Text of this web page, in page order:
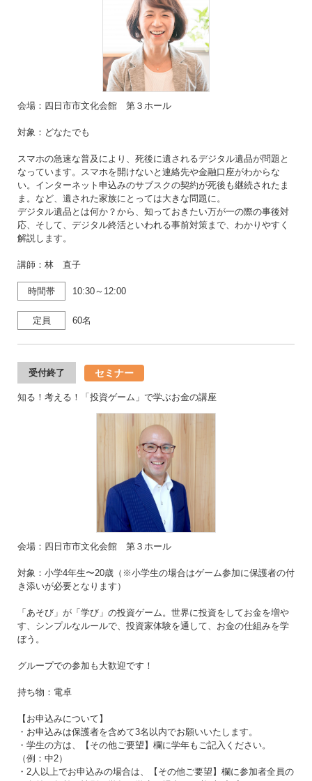
会場：四日市市文化会館 第３ホール
対象：どなたでも
スマホの急速な普及により、死後に遺されるデジタル遺品が問題と
なっています。スマホを開けないと連絡先や金融口座がわからな
い。インターネット申込みのサブスクの契約が死後も継続されたま
ま。など、遺された家族にとっては大きな問題に。
デジタル遺品とは何か？から、知っておきたい万が一の際の事後対
応、そして、デジタル終活といわれる事前対策まで、わかりやすく
解説します。
講師：林 直子
時間帯 10:30～12:00
定員 60名
受付終了 セミナー
知る！考える！「投資ゲーム」で学ぶお金の講座
会場：四日市市文化会館 第３ホール
対象：小学4年生〜20歳（※小学生の場合はゲーム参加に保護者の付
き添いが必要となります）
「あそび」が「学び」の投資ゲーム。世界に投資をしてお金を増や
す、シンプルなルールで、投資家体験を通して、お金の仕組みを学
ぼう。
グループでの参加も大歓迎です！
持ち物：電卓
【お申込みについて】
・お申込みは保護者を含めて3名以内でお願いいたします。
・学生の方は、【その他ご要望】欄に学年もご記入ください。
（例：中2）
・2人以上でお申込みの場合は、【その他ご要望】欄に参加者全員の